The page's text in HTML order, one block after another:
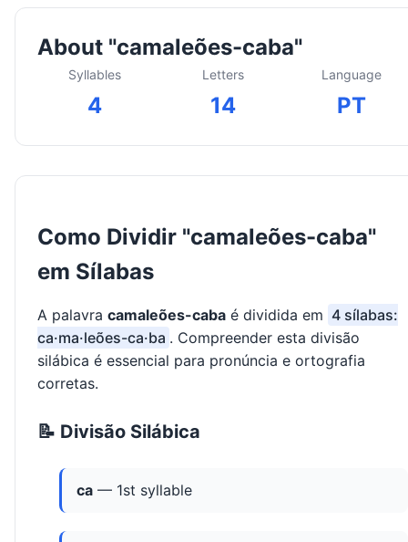
About "camaleões-caba"
Syllables
4
Letters
14
Language
PT
Como Dividir "camaleões-caba"
em Sílabas
A palavra camaleões-caba é dividida em 4 sílabas:
ca·ma·leões-ca·ba . Compreender esta divisão
silábica é essencial para pronúncia e ortografia
corretas.
📝 Divisão Silábica
ca — 1st syllable